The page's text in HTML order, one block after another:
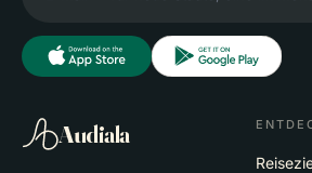
Audiala